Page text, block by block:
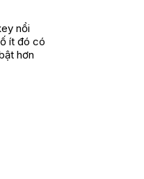
nổi
ít đó có
hơn